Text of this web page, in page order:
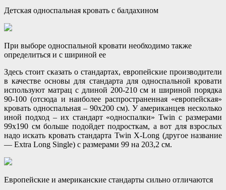
Детская односпальная кровать с балдахином
При выборе односпальной кровати необходимо также
определиться и с шириной ее
Здесь стоит сказать о стандартах, европейские производители
в качестве основы для стандарта для односпальной кровати
используют матрац с длиной 200-210 см и шириной порядка
90-100 (отсюда и наиболее распространенная «европейская»
кровать односпальная – 90х200 см). У американцев несколько
иной подход – их стандарт «односпалки» Twin с размерами
99х190 см больше подойдет подросткам, а вот для взрослых
надо искать кровать стандарта Twin X-Long (другое название
— Extra Long Single) с размерами 99 на 203,2 см.
Европейские и американские стандарты сильно отличаются